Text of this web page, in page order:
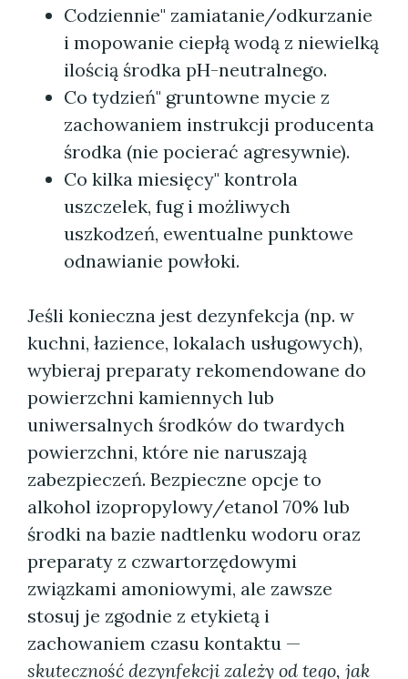
Codziennie" zamiatanie/odkurzanie
i mopowanie ciepłą wodą z niewielką
ilością środka pH-neutralnego.
Co tydzień" gruntowne mycie z
zachowaniem instrukcji producenta
środka (nie pocierać agresywnie).
Co kilka miesięcy" kontrola
uszczelek, fug i możliwych
uszkodzeń, ewentualne punktowe
odnawianie powłoki.
Jeśli konieczna jest dezynfekcja (np. w
kuchni, łazience, lokalach usługowych),
wybieraj preparaty rekomendowane do
powierzchni kamiennych lub
uniwersalnych środków do twardych
powierzchni, które nie naruszają
zabezpieczeń. Bezpieczne opcje to
alkohol izopropylowy/etanol 70% lub
środki na bazie nadtlenku wodoru oraz
preparaty z czwartorzędowymi
związkami amoniowymi, ale zawsze
stosuj je zgodnie z etykietą i
zachowaniem czasu kontaktu —
skuteczność dezynfekcji zależy od tego, jak